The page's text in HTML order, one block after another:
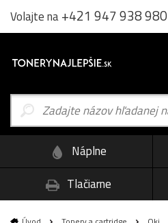
Volajte na+421 947 938 980
Náplne
Tlačiarne